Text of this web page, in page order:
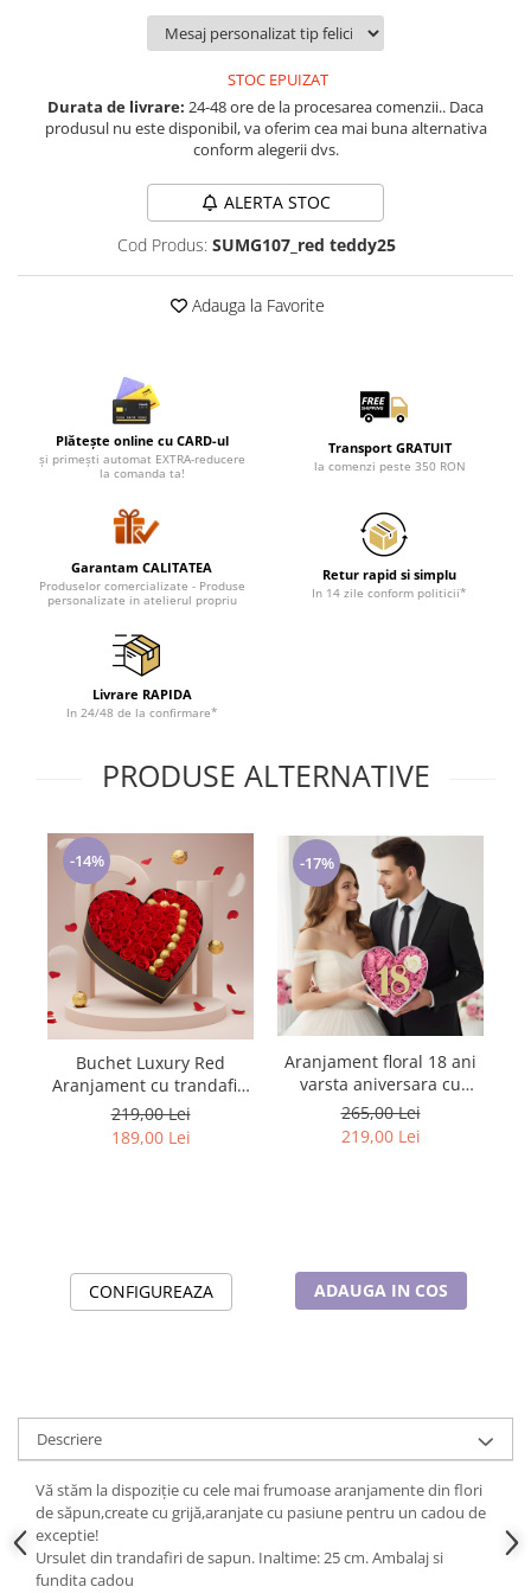
Pijamale de CRACIUN
Pijamale de dama
Halate si pijamale Family
Pijamale de copii
Pijamale BIG SIZE femei
Cadouri ocazii speciale
Tricouri de craciun
Tricouri de cuplu Valentine's Day
Valentine's Day
Cadouri pentru Bunici
Cadouri pentru Nasi si Fini
Cadouri Craciun
Cadouri pentru Mama
Cadouri Back to school
Cadouri de Paște
8 Martie
Cadouri pentru CUPLU El & Ea
Cadouri Iubitori de animale
Cadouri GRAVIDE
Cadouri pentru sportivi
Cadouri Pensionare
Cadouri Colegi, sefi sau angajati
Cadouri pentru Doctori
Cadouri pentru Sfânta Maria
STOC EPUIZAT
Durata de livrare: 24-48 ore de la procesarea comenzii.. Daca
produsul nu este disponibil, va oferim cea mai buna alternativa
conform alegerii dvs.
ALERTA STOC
Cod Produs: SUMG107_red teddy25
Adauga la Favorite
Plătește online cu CARD-ul
și primești automat EXTRA-reducere
la comanda ta!
Transport GRATUIT
la comenzi peste 350 RON
Garantam CALITATEA
Produselor comercializate - Produse
personalizate in atelierul propriu
Retur rapid si simplu
In 14 zile conform politicii*
Livrare RAPIDA
In 24/48 de la confirmare*
PRODUSE ALTERNATIVE
-14%
Buchet Luxury Red
Aranjament cu trandafiri
din sapun si praline de
ciocolata Ferrero Rocher
219,00 Lei
189,00 Lei
CONFIGUREAZA
-17%
Aranjament floral 18 ani
varsta aniversara cu
trandafiri din sapun, cifra
3D cu sclipici
265,00 Lei
219,00 Lei
ADAUGA IN COS
Descriere
Vă stăm la dispoziție cu cele mai frumoase aranjamente din flori
de săpun,create cu grijă,aranjate cu pasiune pentru un cadou de
exceptie!
Ursulet din trandafiri de sapun. Inaltime: 25 cm. Ambalaj si
fundita cadou